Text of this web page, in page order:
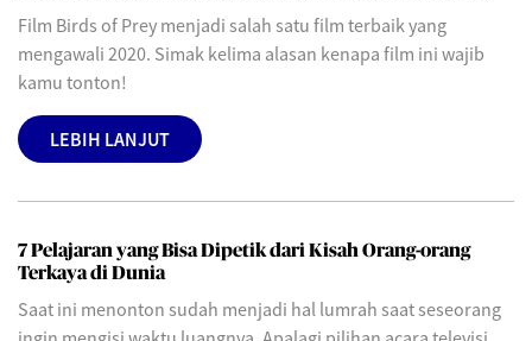
Film Birds of Prey menjadi salah satu film terbaik yang
mengawali 2020. Simak kelima alasan kenapa film ini wajib
kamu tonton!
LEBIH LANJUT
7 Pelajaran yang Bisa Dipetik dari Kisah Orang-orang
Terkaya di Dunia
Saat ini menonton sudah menjadi hal lumrah saat seseorang